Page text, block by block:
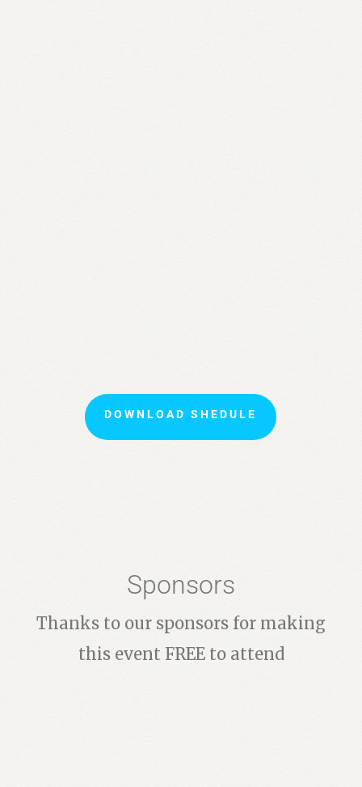
DOWNLOAD SHEDULE
Sponsors
Thanks to our sponsors for making
this event FREE to attend